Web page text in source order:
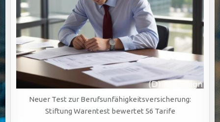
Neuer Test zur Berufsunfähigkeitsversicherung:
Stiftung Warentest bewertet 56 Tarife